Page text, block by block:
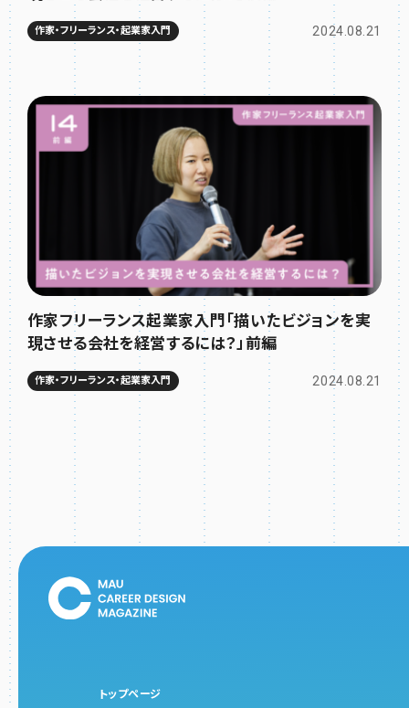
作家・フリーランス・起業家入門 2024.08.21
作家フリーランス起業家入門「描いたビジョンを実
現させる会社を経営するには？」前編
作家・フリーランス・起業家入門 2024.08.21
トップページ